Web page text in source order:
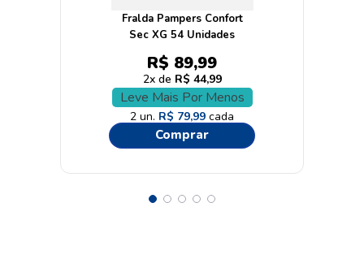
Fralda Pampers Confort
Sec XG 54 Unidades
R$ 89,99
2 R$ 44,99
Leve Mais Por Menos
2 un. R$ 79,99 cada
Comprar